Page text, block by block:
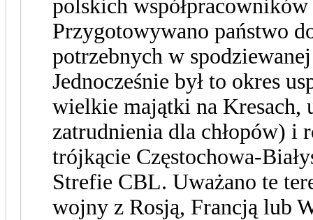
polskich
Przygotowywano państwo
potrzebnych w
Jednocześnie był to okres
wielkie majątki na Kresach,
zatrudnienia dla chłopów) i
trójkącie Częstochowa-
Strefie CBL. Uważano te
wojny z Rosją, Francją lub